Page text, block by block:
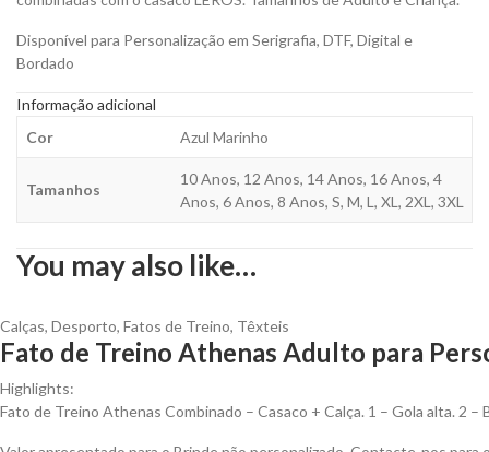
Disponível para Personalização em Serigrafia, DTF, Digital e
Bordado
Informação adicional
Cor
Azul Marinho
Tamanhos
10 Anos, 12 Anos, 14 Anos, 16 Anos, 4
Anos, 6 Anos, 8 Anos, S, M, L, XL, 2XL, 3XL
You may also like…
Calças, Desporto, Fatos de Treino, Têxteis
Fato de Treino Athenas Adulto para
Highlights:
Fato de Treino Athenas Combinado – Casaco + Calça. 1 – Gola alta. 2 –